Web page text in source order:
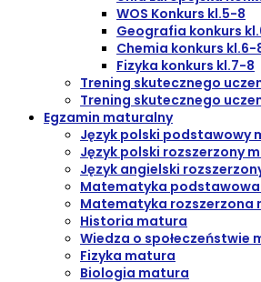
WOS Konkurs kl.5-8
Geografia konkurs
Chemia konkurs kl.6-
Fizyka konkurs kl.7-8
Trening skutecznego
Trening skutecznego
Egzamin maturalny
Język polski podstawowy
Język polski rozszerzony
Język angielski
Matematyka
Matematyka rozszerzona
Historia matura
Wiedza o społeczeństwie
Fizyka matura
Biologia matura